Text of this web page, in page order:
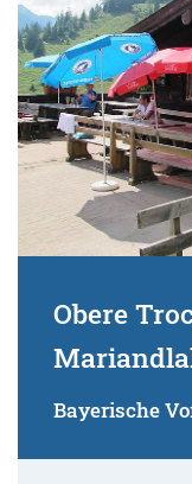
Obere
Bayerische